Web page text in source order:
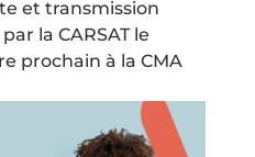
et transmission
la CARSAT le
prochain à la CMA